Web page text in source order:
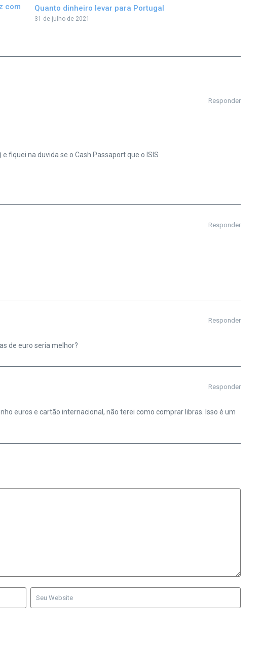
com
Quanto dinheiro levar para Portugal
31 de julho de 2021
Responder
fiquei na duvida se o Cash Passaport que o ISIS
Responder
Responder
de euro seria melhor?
Responder
euros e cartão internacional, não terei como comprar libras. Isso é um